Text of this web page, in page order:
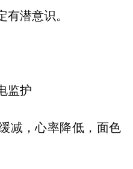
潜意识。
监护
减，心率降低，面色